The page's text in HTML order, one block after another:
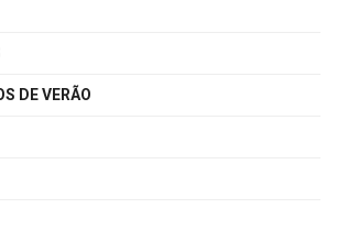
DE VERÃO